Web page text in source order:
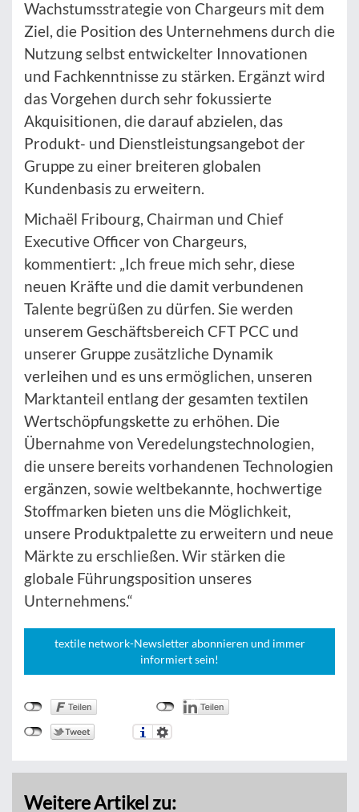
Wachstumsstrategie von Chargeurs mit dem
Ziel, die Position des Unternehmens durch die
Nutzung selbst entwickelter Innovationen
und Fachkenntnisse zu stärken. Ergänzt wird
das Vorgehen durch sehr fokussierte
Akquisitionen, die darauf abzielen, das
Produkt- und Dienstleistungsangebot der
Gruppe zu einer breiteren globalen
Kundenbasis zu erweitern.
Michaël Fribourg, Chairman und Chief
Executive Officer von Chargeurs,
kommentiert: „Ich freue mich sehr, diese
neuen Kräfte und die damit verbundenen
Talente begrüßen zu dürfen. Sie werden
unserem Geschäftsbereich CFT PCC und
unserer Gruppe zusätzliche Dynamik
verleihen und es uns ermöglichen, unseren
Marktanteil entlang der gesamten textilen
Wertschöpfungskette zu erhöhen. Die
Übernahme von Veredelungstechnologien,
die unsere bereits vorhandenen Technologien
ergänzen, sowie weltbekannte, hochwertige
Stoffmarken bieten uns die Möglichkeit,
unsere Produktpalette zu erweitern und neue
Märkte zu erschließen. Wir stärken die
globale Führungsposition unseres
Unternehmens.“
textile network-Newsletter abonnieren und immer
informiert sein!
Weitere Artikel zu: